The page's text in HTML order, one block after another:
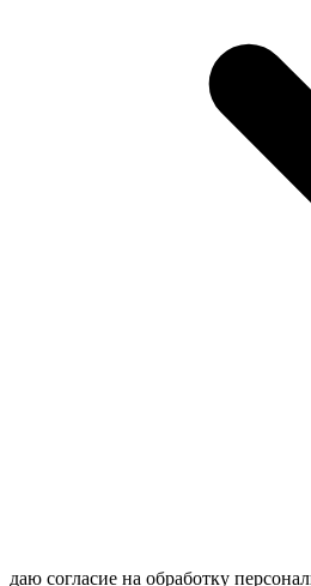
даю согласие на обработку